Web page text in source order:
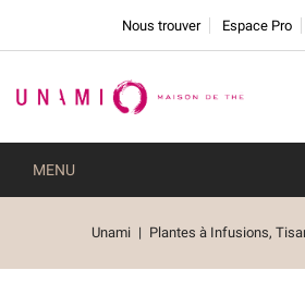
Nous trouver Espace Pro
MENU
Unami Plantes à Infusions,